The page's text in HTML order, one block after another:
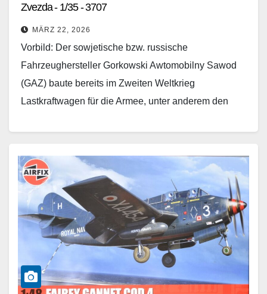
Zvezda - 1/35 - 3707
MÄRZ 22, 2026
Vorbild: Der sowjetische bzw. russische
Fahrzeughersteller Gorkowski Awtomobilny Sawod
(GAZ) baute bereits im Zweiten Weltkrieg
Lastkraftwagen für die Armee, unter anderem den